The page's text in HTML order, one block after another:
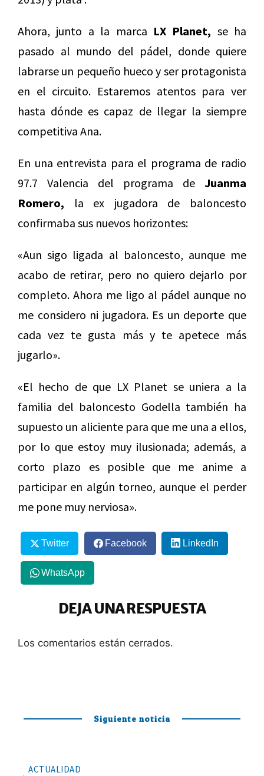
Ahora, junto a la marca LX Planet, se ha
pasado al mundo del pádel, donde quiere
labrarse un pequeño hueco y ser protagonista
en el circuito. Estaremos atentos para ver
hasta dónde es capaz de llegar la siempre
competitiva Ana.
En una entrevista para el programa de radio
97.7 Valencia del programa de Juanma
Romero, la ex jugadora de baloncesto
confirmaba sus nuevos horizontes:
«Aun sigo ligada al baloncesto, aunque me
acabo de retirar, pero no quiero dejarlo por
completo. Ahora me ligo al pádel aunque no
me considero ni jugadora. Es un deporte que
cada vez te gusta más y te apetece más
jugarlo».
«El hecho de que LX Planet se uniera a la
familia del baloncesto Godella también ha
supuesto un aliciente para que me una a ellos,
por lo que estoy muy ilusionada; además, a
corto plazo es posible que me anime a
participar en algún torneo, aunque el perder
me pone muy nerviosa».
Twitter Facebook LinkedIn
WhatsApp
DEJA UNA RESPUESTA
Los comentarios están cerrados.
Siguiente noticia
ACTUALIDAD